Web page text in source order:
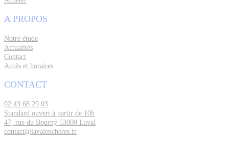
A PROPOS
Notre étude
Actualités
Contact
Accès et horaires
CONTACT
02 43 68 29 03
Standard ouvert à partir de 10h
47, rue du Bourny 53000 Laval
contact@lavalencheres.fr